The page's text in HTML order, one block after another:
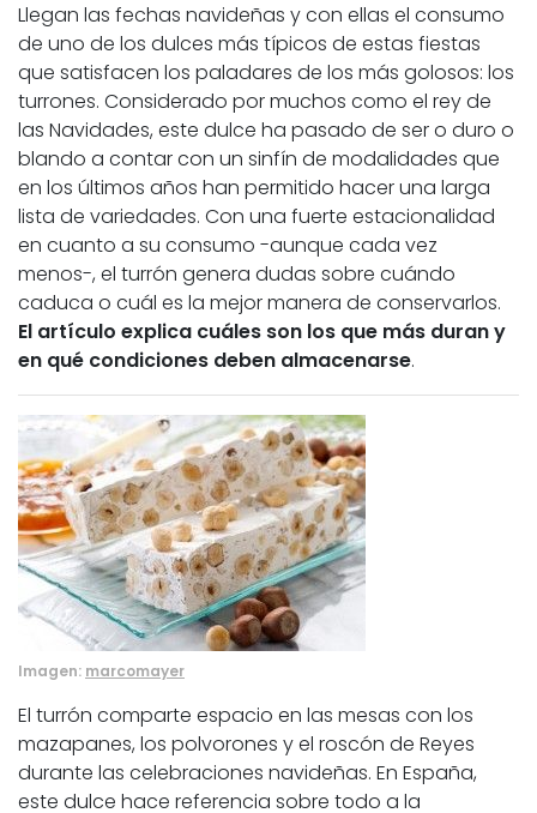
Llegan las fechas navideñas y con ellas el consumo
de uno de los dulces más típicos de estas fiestas
que satisfacen los paladares de los más golosos: los
turrones. Considerado por muchos como el rey de
las Navidades, este dulce ha pasado de ser o duro o
blando a contar con un sinfín de modalidades que
en los últimos años han permitido hacer una larga
lista de variedades. Con una fuerte estacionalidad
en cuanto a su consumo -aunque cada vez
menos-, el turrón genera dudas sobre cuándo
caduca o cuál es la mejor manera de conservarlos.
El artículo explica cuáles son los que más duran y
en qué condiciones deben almacenarse.
Imagen: marcomayer
El turrón comparte espacio en las mesas con los
mazapanes, los polvorones y el roscón de Reyes
durante las celebraciones navideñas. En España,
este dulce hace referencia sobre todo a la